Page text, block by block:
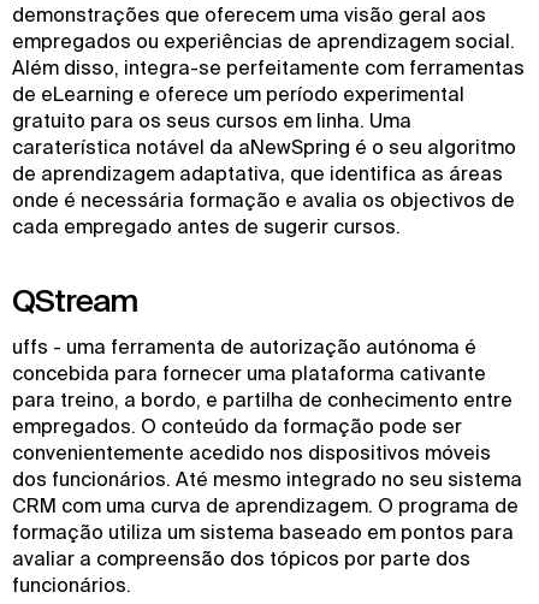
demonstrações que oferecem uma visão geral aos
empregados ou experiências de aprendizagem social.
Além disso, integra-se perfeitamente com ferramentas
de eLearning e oferece um período experimental
gratuito para os seus cursos em linha. Uma
caraterística notável da aNewSpring é o seu algoritmo
de aprendizagem adaptativa, que identifica as áreas
onde é necessária formação e avalia os objectivos de
cada empregado antes de sugerir cursos.
QStream
uffs - uma ferramenta de autorização autónoma é
concebida para fornecer uma plataforma cativante
para treino, a bordo, e partilha de conhecimento entre
empregados. O conteúdo da formação pode ser
convenientemente acedido nos dispositivos móveis
dos funcionários. Até mesmo integrado no seu sistema
CRM com uma curva de aprendizagem. O programa de
formação utiliza um sistema baseado em pontos para
avaliar a compreensão dos tópicos por parte dos
funcionários.